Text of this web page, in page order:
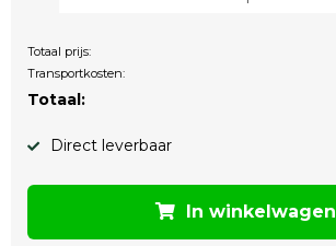
Totaal prijs:
Transportkosten:
Totaal:
Direct leverbaar
In winkelwagen